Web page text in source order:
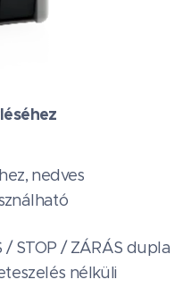
nedves
/ STOP / ZÁRÁS dupla
nélküli